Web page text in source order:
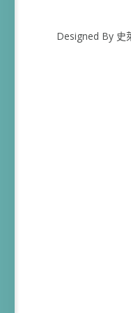
Designed By 史